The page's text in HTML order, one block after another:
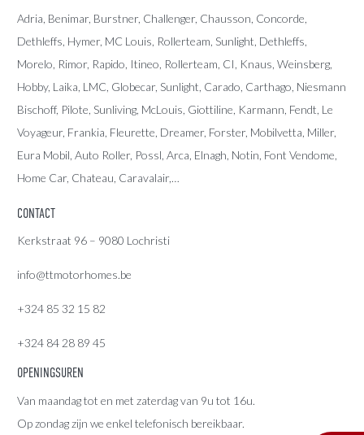
Adria , Benimar, Burstner, Challenger, Chausson, Concorde,
Dethleffs Hymer, MC Louis , Rollerteam, Sunlight, Dethleffs,
Morelo, Rimor, Rapido, Itineo, Rollerteam, CI, Knaus, Weinsberg,
Hobby, Laika, LMC, Globecar, Sunlight, Carado, Carthago, Niesmann
Bischoff, Pilote, Sunliving, McLouis, Giottiline, Karmann, Fendt, Le
Voyageur, Frankia, Fleurette, Dreamer, Forster, Mobilvetta, Miller,
Eura Mobil, Auto Roller, Possl, Arca, Elnagh, Notin, Font Vendome,
Home Car, Chateau, Caravalair,…
CONTACT
Kerkstraat 96 – 9080 Lochristi
info@ttmotorhomes.be
+324 85 32 15 82
+324 84 28 89 45
OPENINGSUREN
Van maandag tot en met zaterdag van 9u tot 16u.
Op zondag zijn we enkel telefonisch bereikbaar.